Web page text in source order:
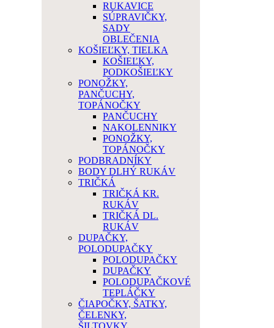
RUKAVICE
SÚPRAVIČKY,
SADY
OBLEČENIA
KOŠIEĽKY, TIELKA
KOŠIEĽKY,
PODKOŠIEĽKY
PONOŽKY,
PANČUCHY,
TOPÁNOČKY
PANČUCHY
NAKOLENNIKY
PONOŽKY,
TOPÁNOČKY
PODBRADNÍKY
BODY DLHÝ RUKÁV
TRIČKÁ
TRIČKÁ KR.
RUKÁV
TRIČKÁ DL.
RUKÁV
DUPAČKY,
POLODUPAČKY
POLODUPAČKY
DUPAČKY
POLODUPAČKOVÉ
TEPLÁČKY
ČIAPOČKY, ŠATKY,
ČELENKY,